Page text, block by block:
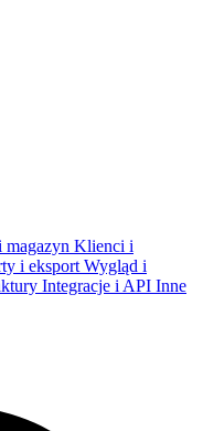
Klienci i
i eksport Wygląd i
Integracje i API Inne